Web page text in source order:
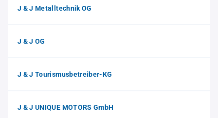
J & J Metalltechnik OG
J & J OG
J & J Tourismusbetreiber-KG
J & J UNIQUE MOTORS GmbH